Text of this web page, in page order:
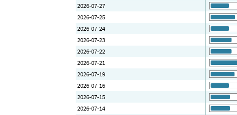
2026-07-27
2026-07-25
2026-07-24
2026-07-23
2026-07-22
2026-07-21
2026-07-19
2026-07-16
2026-07-15
2026-07-14